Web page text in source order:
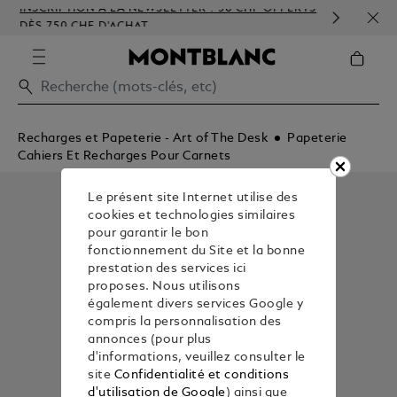
INSCRIPTION À LA NEWSLETTER : 50 CHF OFFERTS
DÈS 750 CHF D'ACHAT
Recharges et Papeterie - Art of The Desk
Papeterie
Cahiers Et Recharges Pour Carnets
Le présent site Internet utilise des
cookies et technologies similaires
pour garantir le bon
fonctionnement du Site et la bonne
prestation des services ici
proposes. Nous utilisons
également divers services Google y
compris la personnalisation des
annonces (pour plus
d'informations, veuillez consulter le
site Confidentialité et conditions
d'utilisation de Google) ainsi que